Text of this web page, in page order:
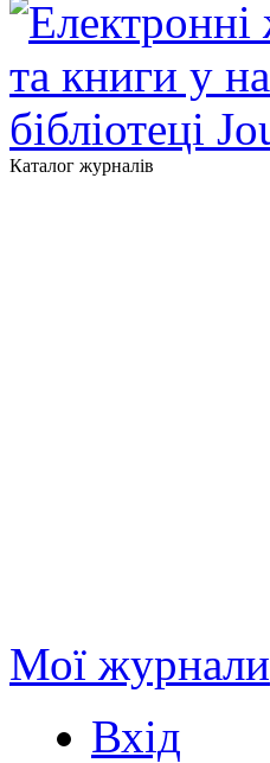
Каталог журналів
Мої журнали
Вхід